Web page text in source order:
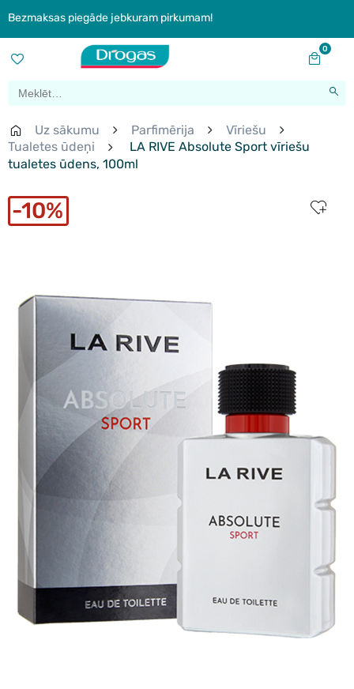
Bezmaksas piegāde jebkuram pirkumam!
0
Uz sākumu Parfimērija
Vīriešu
Tualetes ūdeņi
LA RIVE Absolute Sport vīriešu
tualetes ūdens, 100ml
10%